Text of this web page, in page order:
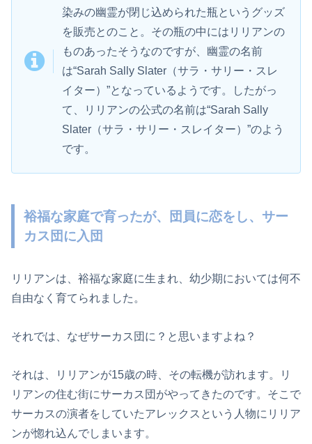
染みの幽霊が閉じ込められた瓶というグッズ
を販売とのこと。その瓶の中にはリリアンの
ものあったそうなのですが、幽霊の名前
は“Sarah Sally Slater（サラ・サリー・スレ
イター）”となっているようです。したがっ
て、リリアンの公式の名前は“Sarah Sally
Slater（サラ・サリー・スレイター）”のよう
です。
裕福な家庭で育ったが、団員に恋をし、サー
カス団に入団
リリアンは、裕福な家庭に生まれ、幼少期においては何不
自由なく育てられました。
それでは、なぜサーカス団に？と思いますよね？
それは、リリアンが15歳の時、その転機が訪れます。リ
リアンの住む街にサーカス団がやってきたのです。そこで
サーカスの演者をしていたアレックスという人物にリリア
ンが惚れ込んでしまいます。